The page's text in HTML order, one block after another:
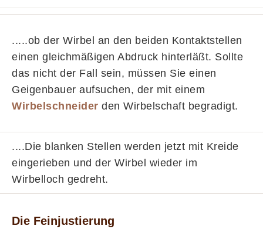
.....ob der Wirbel an den beiden Kontaktstellen
einen gleichmäßigen Abdruck hinterläßt. Sollte
das nicht der Fall sein, müssen Sie einen
Geigenbauer aufsuchen, der mit einem
Wirbelschneider den Wirbelschaft begradigt.
....Die blanken Stellen werden jetzt mit Kreide
eingerieben und der Wirbel wieder im
Wirbelloch gedreht.
Die Feinjustierung